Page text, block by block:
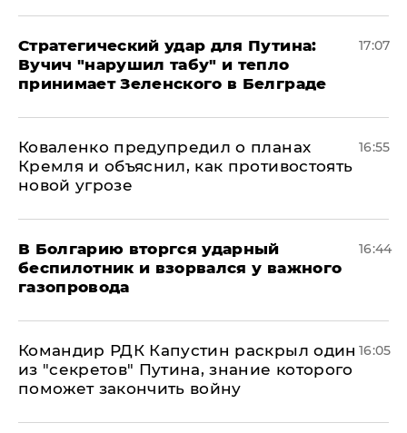
Стратегический удар для Путина:
Вучич "нарушил табу" и тепло
принимает Зеленского в Белграде
17:07
Коваленко предупредил о планах
Кремля и объяснил, как противостоять
новой угрозе
16:55
В Болгарию вторгся ударный
беспилотник и взорвался у важного
газопровода
16:44
Командир РДК Капустин раскрыл один
из "секретов" Путина, знание которого
поможет закончить войну
16:05